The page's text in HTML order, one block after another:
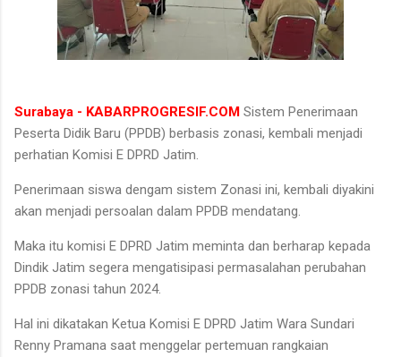
Surabaya - KABARPROGRESIF.COM Sistem Penerimaan
Peserta Didik Baru (PPDB) berbasis zonasi, kembali menjadi
perhatian Komisi E DPRD Jatim.
Penerimaan siswa dengam sistem Zonasi ini, kembali diyakini
akan menjadi persoalan dalam PPDB mendatang.
Maka itu komisi E DPRD Jatim meminta dan berharap kepada
Dindik Jatim segera mengatisipasi permasalahan perubahan
PPDB zonasi tahun 2024.
Hal ini dikatakan Ketua Komisi E DPRD Jatim Wara Sundari
Renny Pramana saat menggelar pertemuan rangkaian